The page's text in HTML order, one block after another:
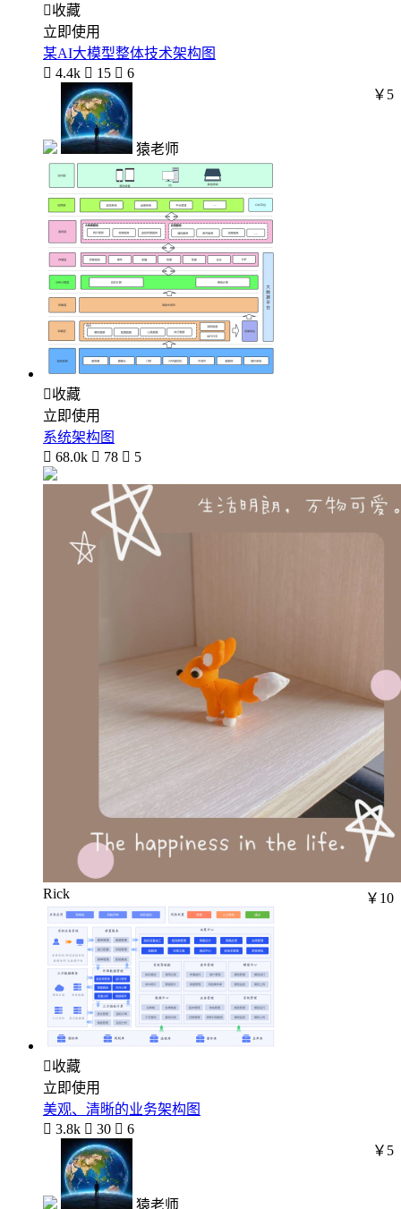
收藏
立即使用
某AI大模型整体技术架构图
 4.4k  15  6
猿老师
￥5
收藏
立即使用
系统架构图
 68.0k  78  5
Rick ￥10
收藏
立即使用
美观、清晰的业务架构图
 3.8k  30  6
猿老师
￥5